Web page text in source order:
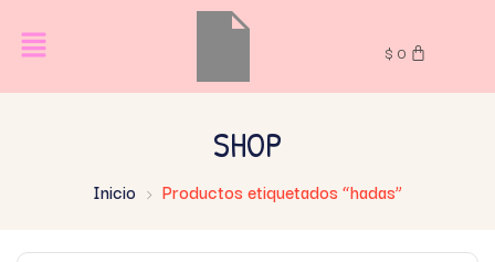
$ 0
SHOP
Inicio Productos etiquetados “hadas”